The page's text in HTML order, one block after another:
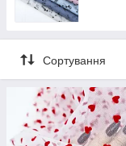
Сортування